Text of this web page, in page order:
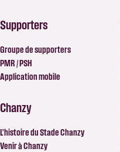
Supporters
Groupe de supporters
PMR / PSH
Application mobile
Chanzy
L’histoire du Stade Chanzy
Venir à Chanzy